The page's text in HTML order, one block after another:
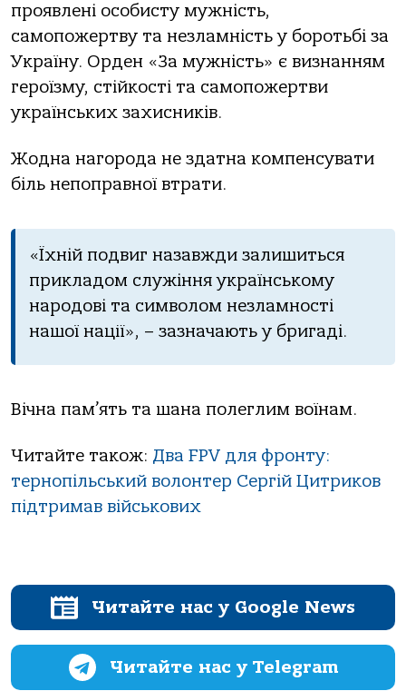
проявлені особисту мужність,
самопожертву та незламність у боротьбі за
Україну. Орден «За мужність» є визнанням
героїзму, стійкості та самопожертви
українських захисників.
Жодна нагорода не здатна компенсувати
біль непоправної втрати.
«Їхній подвиг назавжди залишиться
прикладом служіння українському
народові та символом незламності
нашої нації», – зазначають у бригаді.
Вічна пам’ять та шана полеглим воїнам.
Читайте також: Два FPV для фронту:
тернопільський волонтер Сергій Цитриков
підтримав військових
Читайте нас у Google News
Читайте нас у Telegram